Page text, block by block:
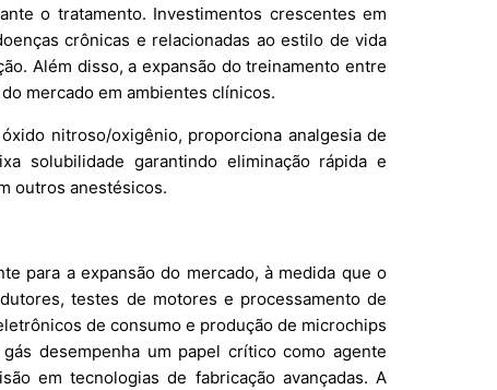
o tratamento. Investimentos crescentes em
crônicas e relacionadas ao estilo de vida
Além disso, a expansão do treinamento entre
mercado em ambientes clínicos.
nitroso/oxigênio, proporciona analgesia de
solubilidade garantindo eliminação rápida e
outros anestésicos.
para a expansão do mercado, à medida que o
testes de motores e processamento de
de consumo e produção de microchips
desempenha um papel crítico como agente
em tecnologias de fabricação avançadas. A